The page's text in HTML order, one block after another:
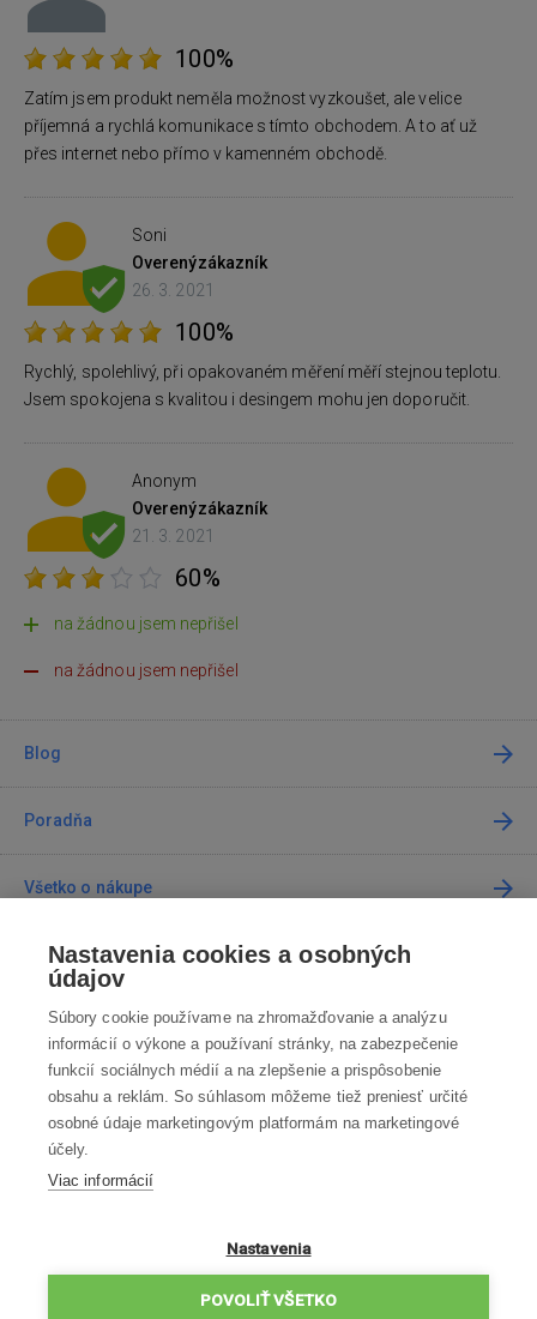
100%
Zatím jsem produkt neměla možnost vyzkoušet, ale velice
příjemná a rychlá komunikace s tímto obchodem. A to ať už
přes internet nebo přímo v kamenném obchodě.
Soni
Overenýzákazník
26. 3. 2021
100%
Rychlý, spolehlivý, při opakovaném měření měří stejnou teplotu.
Jsem spokojena s kvalitou i desingem mohu jen doporučit.
Anonym
Overenýzákazník
21. 3. 2021
60%
na žádnou jsem nepřišel
na žádnou jsem nepřišel
Blog
Poradňa
Všetko o nákupe
Predajne
Kontakt
Kontaktujte nás
info@robotworld.sk
02 / 205 103 00
OBCHODNÉ PODMIENKY
Nastavenia cookies a osobných
údajov
Súbory cookie používame na zhromažďovanie a analýzu
informácií o výkone a používaní stránky, na zabezpečenie
funkcií sociálnych médií a na zlepšenie a prispôsobenie
obsahu a reklám. So súhlasom môžeme tiež preniesť určité
osobné údaje marketingovým platformám na marketingové
účely.
Viac informácií
Nastavenia
POVOLIŤ VŠETKO